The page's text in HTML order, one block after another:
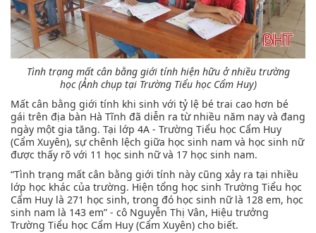
Tình trạng mất cân bằng giới tính hiện hữu ở nhiều trường
học(Ảnh chụp tại Trường Tiểu học Cẩm Huy)
Mất cân bằng giới tính khi sinh với tỷ lệ bé trai cao hơn bé
gái trên địa bàn Hà Tĩnh đã diễn ra từ nhiều năm nay và đang
ngày một gia tăng. Tại lớp 4A - Trường Tiểu học Cẩm Huy
(Cẩm Xuyên), sự chênh lệch giữa học sinh nam và học sinh nữ
được thấy rõ với 11 học sinh nữ và 17 học sinh nam.
“Tình trạng mất cân bằng giới tính này cũng xảy ra tại nhiều
lớp học khác của trường. Hiện tổng học sinh Trường Tiểu học
Cẩm Huy là 271 học sinh, trong đó học sinh nữ là 128 em, học
sinh nam là 143 em” - cô Nguyễn Thị Vân, Hiệu trưởng
Trường Tiểu học Cẩm Huy (Cẩm Xuyên) cho biết.